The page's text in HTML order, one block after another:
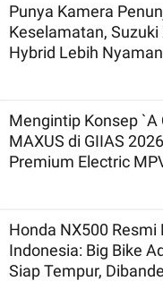
Punya Kamera
Keselamatan,
Hybrid Lebih
Mengintip Konsep `A
MAXUS di GIIAS
Premium Electric
Honda NX500 Resmi
Indonesia: Big Bike
Siap Tempur,